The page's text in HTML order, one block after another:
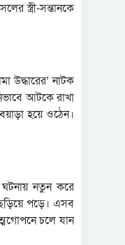
স্ত্রী-সন্তানকে
উদ্ধারের’ নাটক
আটকে রাখা
হয়ে ওঠেন।
ঘটনায় নতুন করে
পড়ে। এসব
চলে যান